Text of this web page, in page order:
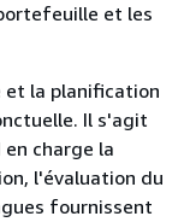
et les
la planification
Il s'agit
charge la
l'évaluation du
fournissent